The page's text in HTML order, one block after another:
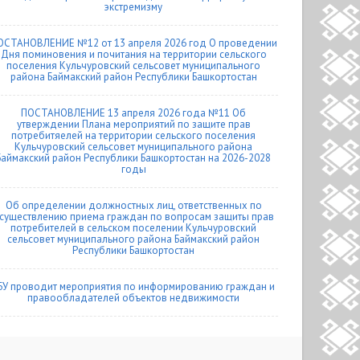
экстремизму
№12 от 13 апреля 2026 год О проведении
Дня поминовения и почитания на территории сельского
поселения Кульчуровский сельсовет муниципального
района Баймакский район Республики Башкортостан
ПОСТАНОВЛЕНИЕ 13 апреля 2026 года №11 Об
утверждении Плана мероприятий по защите прав
потребитяелей на территории сельского поселения
Кульчуровский сельсовет муниципального района
район Республики Башкортостан на 2026-2028
годы
Об определении должностных лиц, ответственных по
приема граждан по вопросам защиты прав
потребителей в сельском поселении Кульчуровский
сельсовет муниципального района Баймакский район
Республики Башкортостан
проводит мероприятия по информированию граждан и
правообладателей объектов недвижимости